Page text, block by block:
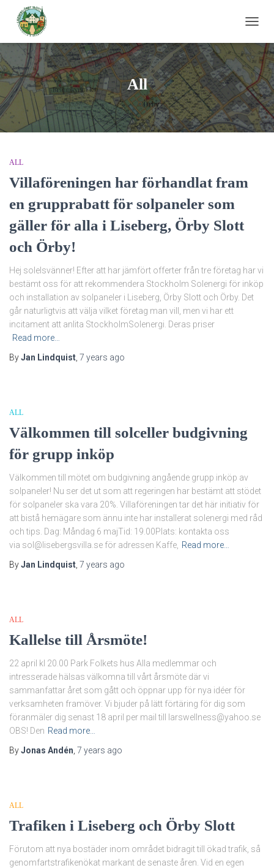
All
ALL
Villaföreningen har förhandlat fram
en grupprabatt för solpaneler som
gäller för alla i Liseberg, Örby Slott
och Örby!
Hej solelsvänner! Efter att har jämfört offerter från tre företag har vi
bestämt oss för att rekommendera Stockholm Solenergi för inköp
och installation av solpaneler i Liseberg, Örby Slott och Örby. Det
går naturligtvis att välja vilket företag man vill, men vi har ett
incitament att anlita StockholmSolenergi. Deras priser
Read more…
ByJan Lindquist 7 years ago
ALL
Välkommen till solceller budgivning
för grupp inköp
Välkommen till mötet om budgivning angående grupp inköp av
solpaneler! Nu ser det ut som att regeringen har bestämt att stödet
för solpaneler ska vara 20%. Villaföreningen tar det här initiativ för
att bistå hemägare som ännu inte har installerat solenergi med råd
och tips. Dag: Måndag 6 majTid: 19.00Plats: kontakta oss
via sol@lisebergsvilla.se för adressen Kaffe, Read more…
ByJan Lindquist 7 years ago
ALL
Kallelse till Årsmöte!
22 april kl 20.00 Park Folkets hus Alla medlemmar och
intresserade hälsas välkomna till vårt årsmöte där vi
sammanfattar året som gått och öppnar upp för nya idéer för
verksamheten framöver. Vi bjuder på lätt förtäring för dig som
föranmäler dig senast 18 april per mail till larswellness@yahoo.se
OBS! Den Read more…
ByJonas Andén 7 years ago
ALL
Trafiken i Liseberg och Örby Slott
Förutom att nya bostäder inom området bidragit till ökad trafik, så
genomfartstrafikenökat markant de senaste åren. Vid en egen